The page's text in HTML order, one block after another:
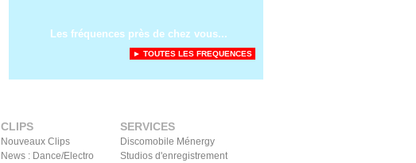
Les fréquences près de chez vous...
► TOUTES LES FREQUENCES
CLIPS
Nouveaux Clips
News : Dance/Electro
SERVICES
Discomobile Ménergy
Studios d'enregistrement